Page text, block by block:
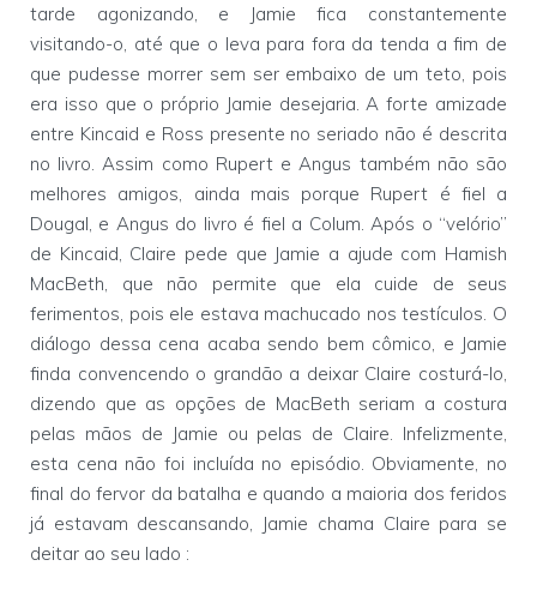
tarde agonizando, e Jamie fica constantemente
visitando-o, até que o leva para fora da tenda a fim de
que pudesse morrer sem ser embaixo de um teto, pois
era isso que o próprio Jamie desejaria. A forte amizade
entre Kincaid e Ross presente no seriado não é descrita
no livro. Assim como Rupert e Angus também não são
melhores amigos, ainda mais porque Rupert é fiel a
Dougal, e Angus do livro é fiel a Colum. Após o “velório”
de Kincaid, Claire pede que Jamie a ajude com Hamish
MacBeth, que não permite que ela cuide de seus
ferimentos, pois ele estava machucado nos testículos. O
diálogo dessa cena acaba sendo bem cômico, e Jamie
finda convencendo o grandão a deixar Claire costurá-lo,
dizendo que as opções de MacBeth seriam a costura
pelas mãos de Jamie ou pelas de Claire. Infelizmente,
esta cena não foi incluída no episódio. Obviamente, no
final do fervor da batalha e quando a maioria dos feridos
já estavam descansando, Jamie chama Claire para se
deitar ao seu lado :